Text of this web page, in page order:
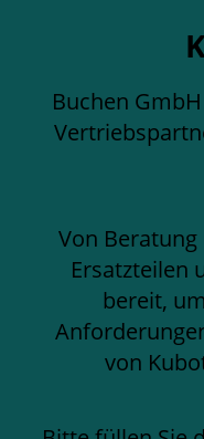
Buchen
Von
Ersatzteilen
bereit,
von